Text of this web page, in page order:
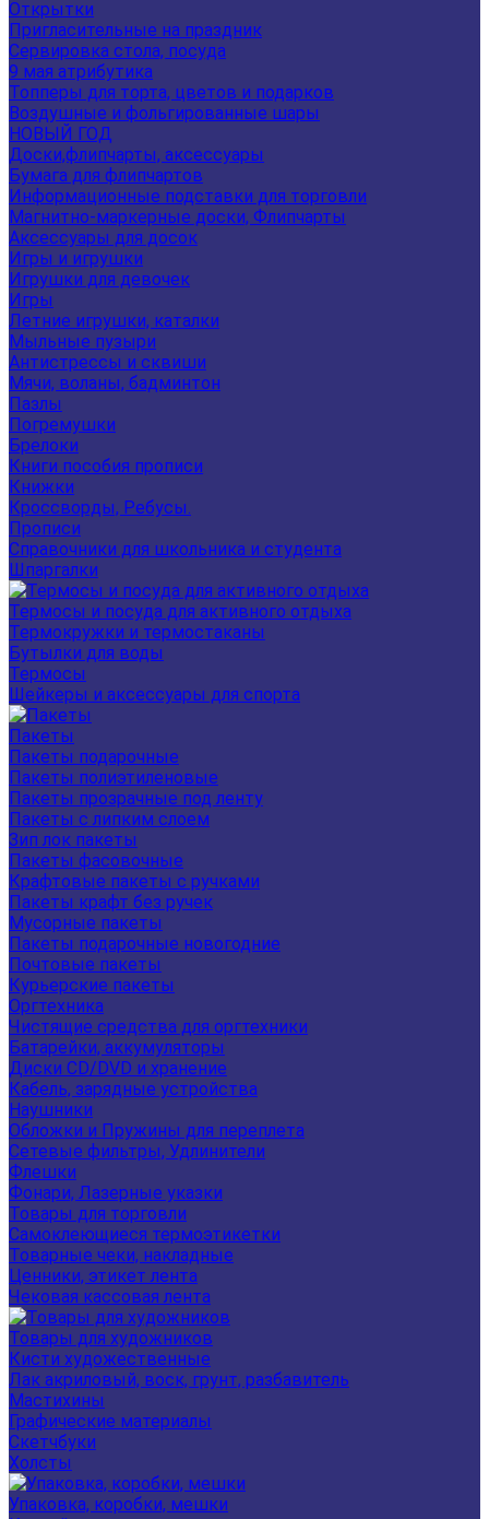
Открытки
Пригласительные на праздник
Сервировка стола, посуда
9 мая атрибутика
Топперы для торта, цветов и подарков
Воздушные и фольгированные шары
НОВЫЙ ГОД
Доски,флипчарты, аксессуары
Бумага для флипчартов
Информационные подставки для торговли
Магнитно-маркерные доски, Флипчарты
Аксессуары для досок
Игры и игрушки
Игрушки для девочек
Игры
Летние игрушки, каталки
Мыльные пузыри
Антистрессы и сквиши
Мячи, воланы, бадминтон
Пазлы
Погремушки
Брелоки
Книги пособия прописи
Книжки
Кроссворды, Ребусы.
Прописи
Справочники для школьника и студента
Шпаргалки
Термосы и посуда для активного отдыха
Термокружки и термостаканы
Бутылки для воды
Термосы
Шейкеры и аксессуары для спорта
Пакеты
Пакеты подарочные
Пакеты полиэтиленовые
Пакеты прозрачные под ленту
Пакеты с липким слоем
Зип лок пакеты
Пакеты фасовочные
Крафтовые пакеты с ручками
Пакеты крафт без ручек
Мусорные пакеты
Пакеты подарочные новогодние
Почтовые пакеты
Курьерские пакеты
Оргтехника
Чистящие средства для оргтехники
Батарейки, аккумуляторы
Диски CD/DVD и хранение
Кабель, зарядные устройства
Наушники
Обложки и Пружины для переплета
Сетевые фильтры, Удлинители
Флешки
Фонари, Лазерные указки
Товары для торговли
Самоклеющиеся термоэтикетки
Товарные чеки, накладные
Ценники, этикет лента
Чековая кассовая лента
Товары для художников
Кисти художественные
Лак акриловый, воск, грунт, разбавитель
Мастихины
Графические материалы
Скетчбуки
Холсты
Упаковка, коробки, мешки